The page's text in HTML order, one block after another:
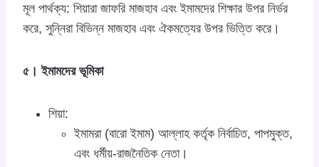
মূল পার্থক্য: শিয়ারা জাফরি মাজহাব এবং ইমামদের শিক্ষার উপর নির্ভর
করে, সুন্নিরা বিভিন্ন মাজহাব এবং ঐকমত্যের উপর ভিত্তি করে।
৫। ইমামদের ভূমিকা
শিয়া:
ইমামরা (বারো ইমাম) আল্লাহ কর্তৃক নির্বাচিত, পাপমুক্ত,
এবং ধর্মীয়-রাজনৈতিক নেতা।